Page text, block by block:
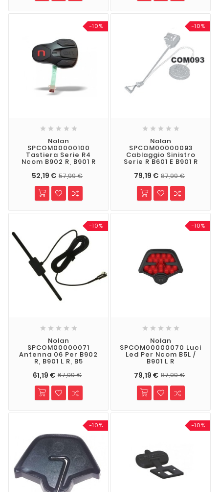
-10%
    
Nolan
SPCOM00000100
Tastiera Serie R4
Ncom B902 R, B901 R
52,19 € 57,99 €
-10%
    
Nolan
SPCOM00000093
Cablaggio Sinistro
Serie R B601 E B901 R
79,19 € 87,99 €
-10%
    
Nolan
SPCOM00000071
Antenna 06 Per B902
R, B901 L R, B5
61,19 € 67,99 €
-10%
    
Nolan
SPCOM00000070 Luci
Led Per Ncom B5L /
B901 L R
79,19 € 87,99 €
-10% -10%